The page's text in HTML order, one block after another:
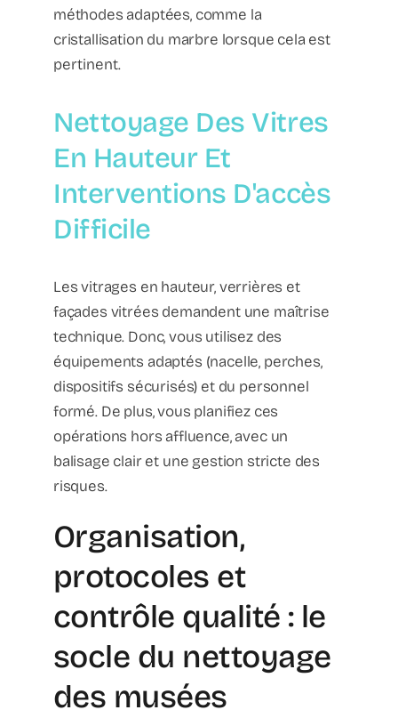
méthodes adaptées, comme la
cristallisation du marbre lorsque cela est
pertinent.
Nettoyage Des Vitres
En Hauteur Et
Interventions D'accès
Difficile
Les vitrages en hauteur, verrières et
façades vitrées demandent une maîtrise
technique. Donc, vous utilisez des
équipements adaptés (nacelle, perches,
dispositifs sécurisés) et du personnel
formé. De plus, vous planifiez ces
opérations hors affluence, avec un
balisage clair et une gestion stricte des
risques.
Organisation,
protocoles et
contrôle qualité : le
socle du nettoyage
des musées